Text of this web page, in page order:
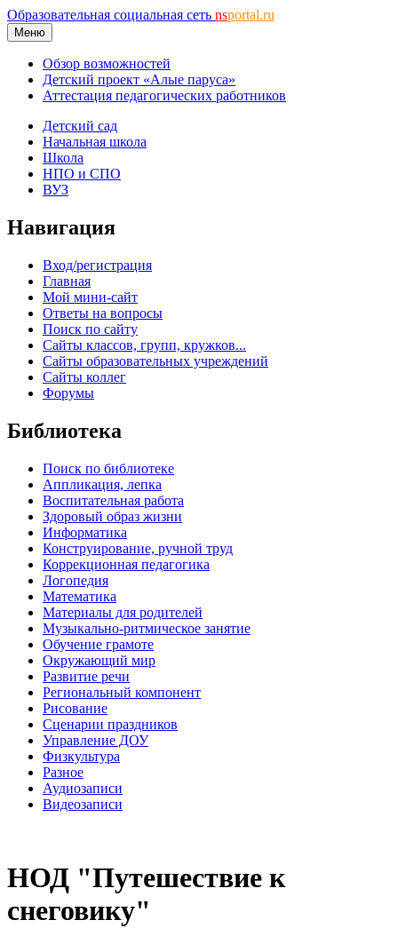
Образовательная социальная сеть nsportal.ru
Меню
Обзор возможностей
Детский проект «Алые паруса»
Аттестация педагогических работников
Детский сад
Начальная школа
Школа
НПО и СПО
ВУЗ
Навигация
Вход/регистрация
Главная
Мой мини-сайт
Ответы на вопросы
Поиск по сайту
Сайты классов, групп, кружков...
Сайты образовательных учреждений
Сайты коллег
Форумы
Библиотека
Поиск по библиотеке
Аппликация, лепка
Воспитательная работа
Здоровый образ жизни
Информатика
Конструирование, ручной труд
Коррекционная педагогика
Логопедия
Математика
Материалы для родителей
Музыкально-ритмическое занятие
Обучение грамоте
Окружающий мир
Развитие речи
Региональный компонент
Рисование
Сценарии праздников
Управление ДОУ
Физкультура
Разное
Аудиозаписи
Видеозаписи
НОД "Путешествие к
снеговику"